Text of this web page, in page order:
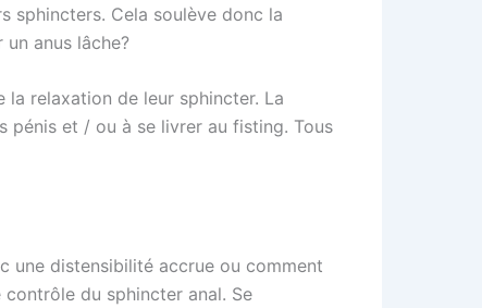
sphincters. Cela soulève donc la
anus lâche?
la relaxation de leur sphincter. La
pénis et / ou à se livrer au fisting. Tous
une distensibilité accrue ou comment
du sphincter anal. Se